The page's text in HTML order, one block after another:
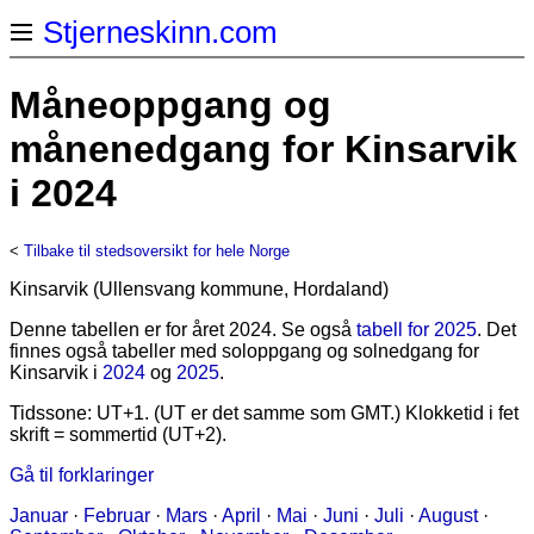
Stjerneskinn.com
Måneoppgang og
månenedgang for Kinsarvik
i 2024
< Tilbake til stedsoversikt for hele Norge
Kinsarvik (Ullensvang kommune, Hordaland)
Denne tabellen er for året 2024. Se også tabell for 2025. Det
finnes også tabeller med soloppgang og solnedgang for
Kinsarvik i 2024 og 2025.
Tidssone: UT+1. (UT er det samme som GMT.) Klokketid i fet
skrift = sommertid (UT+2).
Gå til forklaringer
Januar · Februar · Mars · April · Mai · Juni · Juli · August·